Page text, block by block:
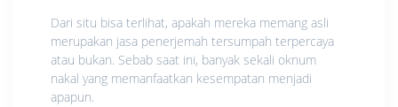
Dari situ bisa terlihat, apakah mereka memang asli
merupakan jasa penerjemah tersumpah terpercaya
atau bukan. Sebab saat ini, banyak sekali oknum
nakal yang memanfaatkan kesempatan menjadi
apapun.